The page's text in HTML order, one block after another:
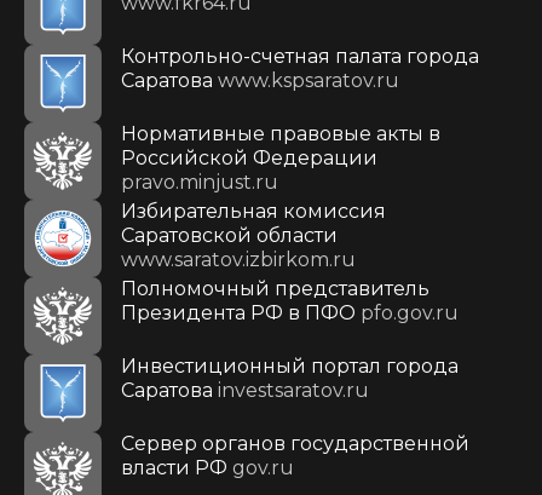
Контрольно-счетная палата города
Саратова www.kspsaratov.ru
Нормативные правовые акты в
Российской Федерации
pravo.minjust.ru
Избирательная комиссия
Саратовской области
www.saratov.izbirkom.ru
Полномочный представитель
Президента РФ в ПФО pfo.gov.ru
Инвестиционный портал города
Саратова investsaratov.ru
Сервер органов государственной
власти РФ gov.ru